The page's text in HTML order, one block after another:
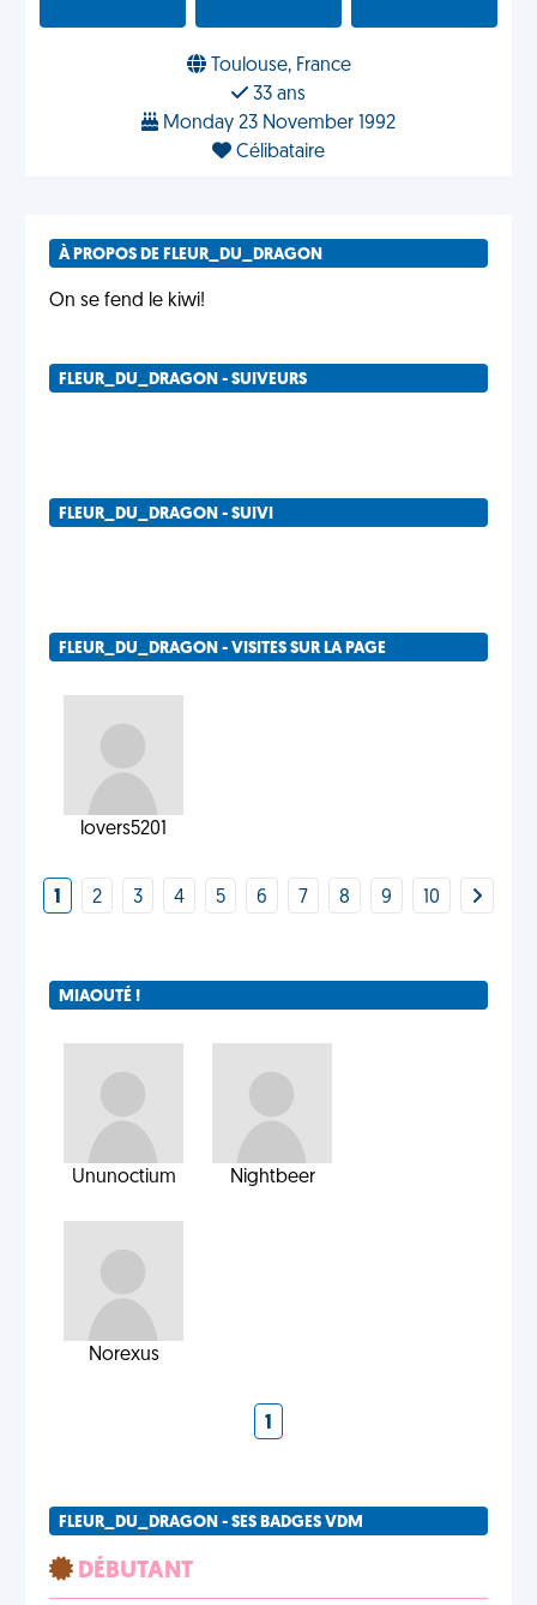
Toulouse, France
33 ans
Monday 23 November 1992
Célibataire
À PROPOS DE FLEUR_DU_DRAGON
On se fend le kiwi!
FLEUR_DU_DRAGON - SUIVEURS
FLEUR_DU_DRAGON - SUIVI
FLEUR_DU_DRAGON - VISITES SUR LA PAGE
lovers5201
1 2 3 4 5 6 7 8 9 10
MIAOUTÉ !
Ununoctium Nightbeer
Norexus
1
FLEUR_DU_DRAGON - SES BADGES VDM
DÉBUTANT